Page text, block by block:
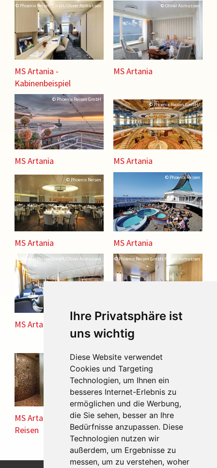
Ihre Privatsphäre ist
uns wichtig
Diese Website verwendet
Cookies und Targeting
Technologien, um Ihnen ein
besseres Internet-Erlebnis zu
ermöglichen und die Werbung,
die Sie sehen, besser an Ihre
Bedürfnisse anzupassen. Diese
Technologien nutzen wir
außerdem, um Ergebnisse zu
messen, um zu verstehen, woher
© Phoenix Reisen GmbH/Oliver Asmussen
MS Artania -
Kabinenbeispiel
© Oliver Asmussen
MS Artania
© Phoenix Reisen GmbH
MS Artania
© Phoenix Reisen GmbH/
MS Artania
© Phoenix Reisen
MS Artania
© Phoenix Reisen
MS Artania
© Phoenix Reisen GmbH/Oliver Asmussen
MS Artania
© Phoenix Reisen GmbH/Oliver Asmussen
MS Artania -
Kabinenbeispiel
© Phoenix Reisen GmbH
MS Artania - Phoenix
Reisen
MS Artania - Phoenix
Reisen